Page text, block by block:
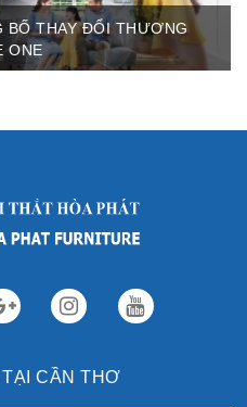
BỐ THAY ĐỔI THƯƠNG
ONE
CẦN THƠ